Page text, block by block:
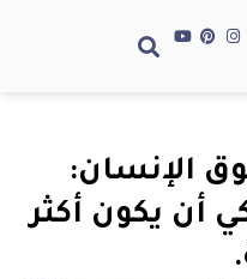
الإنسان:
أن يكون أكثر